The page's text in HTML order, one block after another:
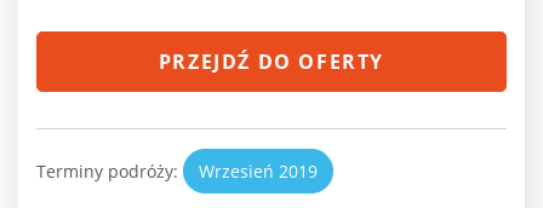
PRZEJDŹ DO OFERTY
Terminy podróży: Wrzesień 2019